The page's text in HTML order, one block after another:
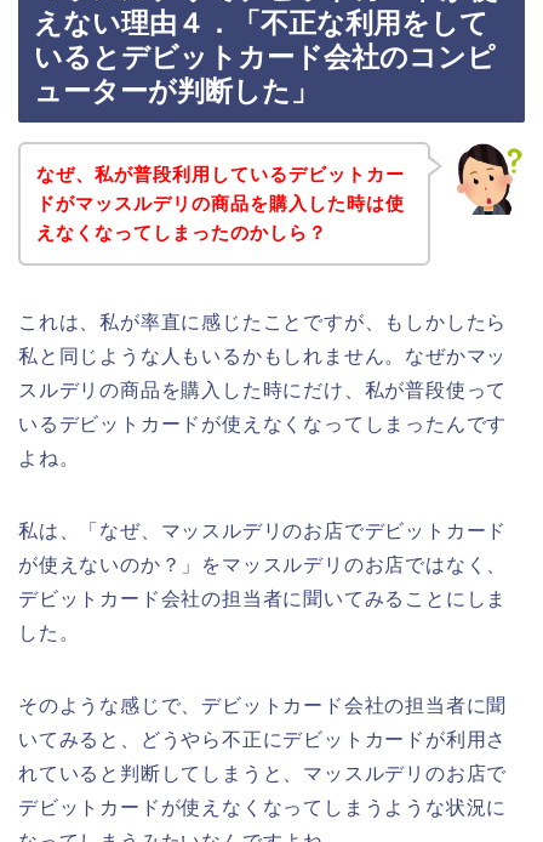
えない理由４．「不正な利用をして
いるとデビットカード会社のコンピ
ューターが判断した」
なぜ、私が普段利用しているデビットカー
ドがマッスルデリの商品を購入した時は使
えなくなってしまったのかしら？
これは、私が率直に感じたことですが、もしかしたら
私と同じような人もいるかもしれません。なぜかマッ
スルデリの商品を購入した時にだけ、私が普段使って
いるデビットカードが使えなくなってしまったんです
よね。
私は、「なぜ、マッスルデリのお店でデビットカード
が使えないのか？」をマッスルデリのお店ではなく、
デビットカード会社の担当者に聞いてみることにしま
した。
そのような感じで、デビットカード会社の担当者に聞
いてみると、どうやら不正にデビットカードが利用さ
れていると判断してしまうと、マッスルデリのお店で
デビットカードが使えなくなってしまうような状況に